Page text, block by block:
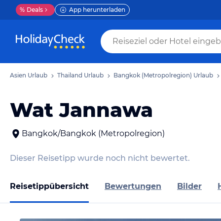
% Deals App herunterladen
Asien Urlaub Thailand Urlaub Bangkok (Metropolregion) Urlaub
Wat Jannawa
Bangkok/Bangkok (Metropolregion)
Dieser Reisetipp wurde noch nicht bewertet.
Reisetippübersicht Bewertungen Bilder